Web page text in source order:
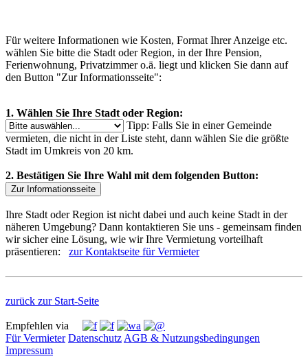
Für weitere Informationen wie Kosten, Format Ihrer Anzeige etc.
wählen Sie bitte die Stadt oder Region, in der Ihre Pension,
Ferienwohnung, Privatzimmer o.ä. liegt und klicken Sie dann auf
den Button "Zur Informationsseite":
1. Wählen Sie Ihre Stadt oder Region:
Tipp: Falls Sie in einer Gemeinde
vermieten, die nicht in der Liste steht, dann wählen Sie die größte
Stadt im Umkreis von 20 km.
2. Bestätigen Sie Ihre Wahl mit dem folgenden Button:
Zur Informationsseite
Ihre Stadt oder Region ist nicht dabei und auch keine Stadt in der
näheren Umgebung? Dann kontaktieren Sie uns - gemeinsam finden
wir sicher eine Lösung, wie wir Ihre Vermietung vorteilhaft
präsentieren: zur Kontaktseite für Vermieter
zurück zur Start-Seite
Empfehlen via
Für Vermieter Datenschutz AGB & Nutzungsbedingungen
Impressum